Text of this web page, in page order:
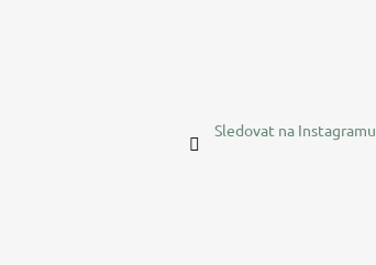
Sledovat na Instagramu